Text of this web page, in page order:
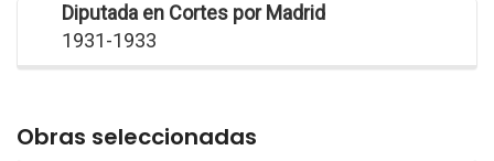
Diputada en Cortes por Madrid
1931-1933
Obras seleccionadas